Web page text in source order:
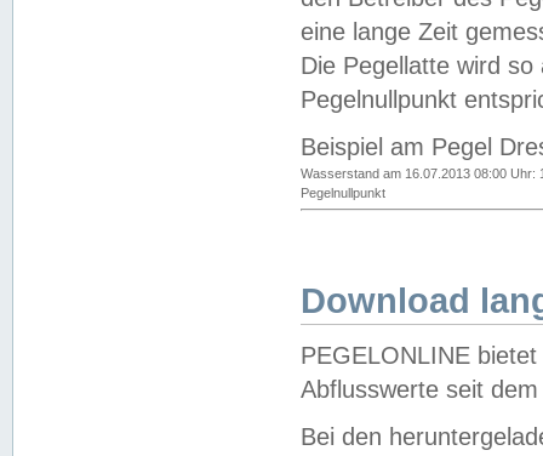
eine lange Zeit
Die Pegellatte wird
Pegelnullpunkt
Beispiel am Pegel
Wasserstand am 16.07.2013 08:00 Uhr:
Pegelnullpunkt
Download
PEGELONLINE
Abflusswerte seit
Bei den